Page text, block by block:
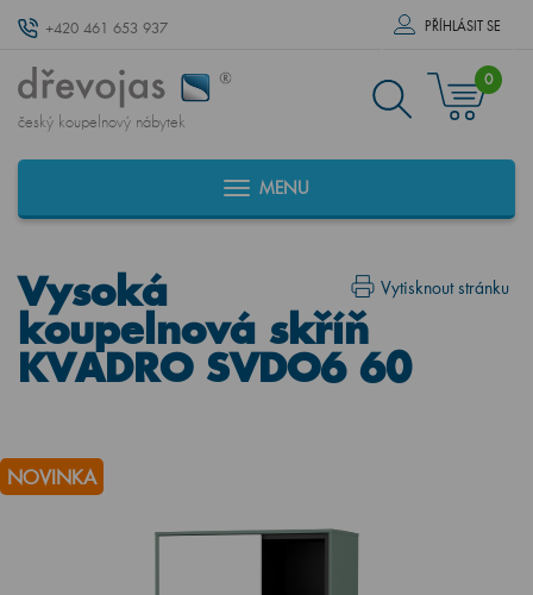
+420 461 653 937 PŘÍHLÁSIT SE
český koupelnový nábytek
0
MENU
Vytisknout stránku
Vysoká
koupelnová skříň
KVADRO SVDO6 60
NOVINKA